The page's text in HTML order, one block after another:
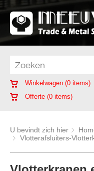
Winkelwagen (0 items)
Offerte (0 items)
U bevindt zich hier
Vlotterafsluiters-